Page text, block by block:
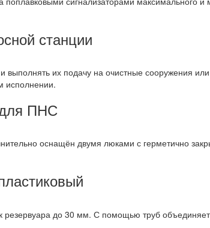
станции
выполнять их подачу на очистные сооружения
исполнении.
ПНС
оснащён двумя люками с герметично
до 30 мм. С помощью труб